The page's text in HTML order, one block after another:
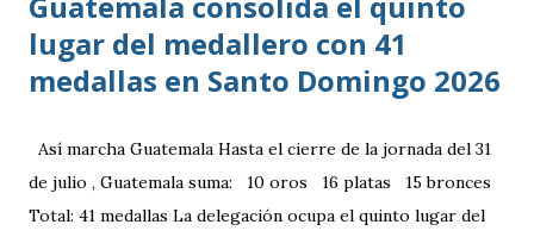
lugar del medallero con 41
medallas en Santo Domingo 2026
Así marcha Guatemala Hasta el cierre de la jornada del 31
de julio , Guatemala suma: 10 oros 16 platas 15 bronces
Total: 41 medallas La delegación ocupa el quinto lugar del